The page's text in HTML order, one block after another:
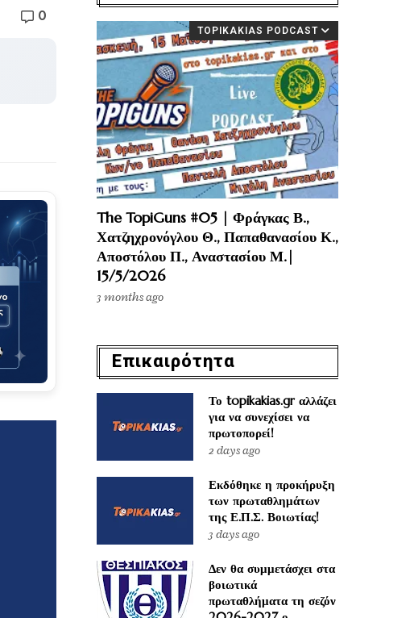
0
TOPIKAKIAS PODCAST
The TopiGuns #05 | Φράγκας Β.,
Χατζηχρονόγλου Θ., Παπαθανασίου Κ.,
Αποστόλου Π., Αναστασίου Μ.|
15/5/2026
3 months ago
Επικαιρότητα
Το topikakias.gr αλλάζει
για να συνεχίσει να
πρωτοπορεί!
2 days ago
Εκδόθηκε η προκήρυξη
των πρωταθλημάτων
της Ε.Π.Σ. Βοιωτίας!
3 days ago
Δεν θα συμμετάσχει στα
βοιωτικά
πρωταθλήματα τη σεζόν